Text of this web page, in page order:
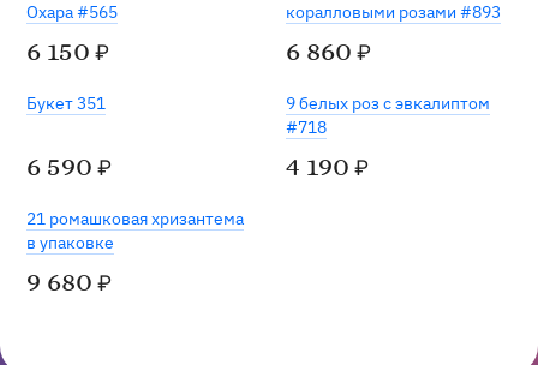
Охара #565
6 150 ₽
коралловыми розами #893
6 860 ₽
Букет 351
6 590 ₽
9 белых роз с эвкалиптом
#718
4 190 ₽
21 ромашковая хризантема
в упаковке
9 680 ₽